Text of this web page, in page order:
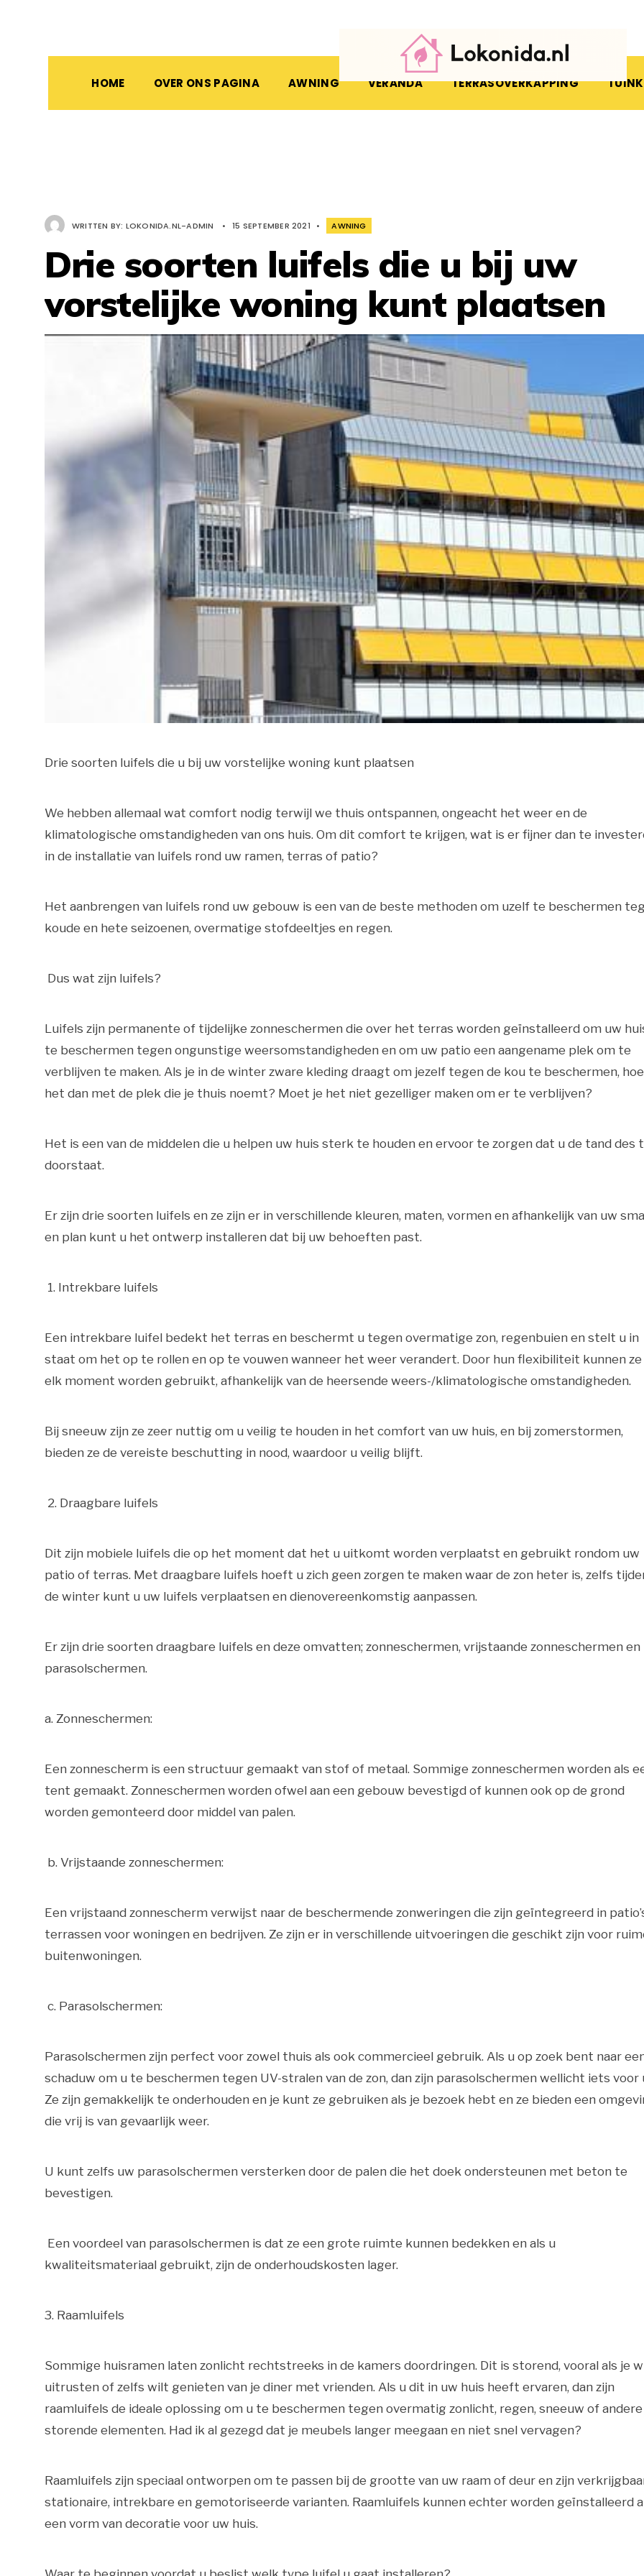
HOME OVER ONS PAGINA AWNING VERANDA TERRASOVERKAPPING
WRITTEN BY: LOKONIDA.NL-ADMIN • 15 SEPTEMBER 2021 • AWNING
Drie soorten luifels die u bij uw
vorstelijke woning kunt plaatsen
Drie soorten luifels die u bij uw vorstelijke woning kunt plaatsen
We hebben allemaal wat comfort nodig terwijl we thuis ontspannen, ongeacht het weer en de
klimatologische omstandigheden van ons huis. Om dit comfort te krijgen, wat is er fijner dan te
in de installatie van luifels rond uw ramen, terras of patio?
Het aanbrengen van luifels rond uw gebouw is een van de beste methoden om uzelf te beschermen
koude en hete seizoenen, overmatige stofdeeltjes en regen.
Dus wat zijn luifels?
Luifels zijn permanente of tijdelijke zonneschermen die over het terras worden geïnstalleerd om uw
te beschermen tegen ongunstige weersomstandigheden en om uw patio een aangename plek om te
verblijven te maken. Als je in de winter zware kleding draagt om jezelf tegen de kou te beschermen,
het dan met de plek die je thuis noemt? Moet je het niet gezelliger maken om er te verblijven?
Het is een van de middelen die u helpen uw huis sterk te houden en ervoor te zorgen dat u de tand des
doorstaat.
Er zijn drie soorten luifels en ze zijn er in verschillende kleuren, maten, vormen en afhankelijk van uw
en plan kunt u het ontwerp installeren dat bij uw behoeften past.
1. Intrekbare luifels
Een intrekbare luifel bedekt het terras en beschermt u tegen overmatige zon, regenbuien en stelt u in
staat om het op te rollen en op te vouwen wanneer het weer verandert. Door hun flexibiliteit kunnen ze
elk moment worden gebruikt, afhankelijk van de heersende weers-/klimatologische omstandigheden.
Bij sneeuw zijn ze zeer nuttig om u veilig te houden in het comfort van uw huis, en bij zomerstormen,
bieden ze de vereiste beschutting in nood, waardoor u veilig blijft.
2. Draagbare luifels
Dit zijn mobiele luifels die op het moment dat het u uitkomt worden verplaatst en gebruikt rondom uw
patio of terras. Met draagbare luifels hoeft u zich geen zorgen te maken waar de zon heter is, zelfs
de winter kunt u uw luifels verplaatsen en dienovereenkomstig aanpassen.
Er zijn drie soorten draagbare luifels en deze omvatten; zonneschermen, vrijstaande zonneschermen en
parasolschermen.
a. Zonneschermen:
Een zonnescherm is een structuur gemaakt van stof of metaal. Sommige zonneschermen worden als
tent gemaakt. Zonneschermen worden ofwel aan een gebouw bevestigd of kunnen ook op de grond
worden gemonteerd door middel van palen.
b. Vrijstaande zonneschermen:
Een vrijstaand zonnescherm verwijst naar de beschermende zonweringen die zijn geïntegreerd in
terrassen voor woningen en bedrijven. Ze zijn er in verschillende uitvoeringen die geschikt zijn voor
buitenwoningen.
c. Parasolschermen:
Parasolschermen zijn perfect voor zowel thuis als ook commercieel gebruik. Als u op zoek bent naar
schaduw om u te beschermen tegen UV-stralen van de zon, dan zijn parasolschermen wellicht iets voor
Ze zijn gemakkelijk te onderhouden en je kunt ze gebruiken als je bezoek hebt en ze bieden een
die vrij is van gevaarlijk weer.
U kunt zelfs uw parasolschermen versterken door de palen die het doek ondersteunen met beton te
bevestigen.
Een voordeel van parasolschermen is dat ze een grote ruimte kunnen bedekken en als u
kwaliteitsmateriaal gebruikt, zijn de onderhoudskosten lager.
3. Raamluifels
Sommige huisramen laten zonlicht rechtstreeks in de kamers doordringen. Dit is storend, vooral als je
uitrusten of zelfs wilt genieten van je diner met vrienden. Als u dit in uw huis heeft ervaren, dan zijn
raamluifels de ideale oplossing om u te beschermen tegen overmatig zonlicht, regen, sneeuw of andere
storende elementen. Had ik al gezegd dat je meubels langer meegaan en niet snel vervagen?
Raamluifels zijn speciaal ontworpen om te passen bij de grootte van uw raam of deur en zijn
stationaire, intrekbare en gemotoriseerde varianten. Raamluifels kunnen echter worden geïnstalleerd
een vorm van decoratie voor uw huis.